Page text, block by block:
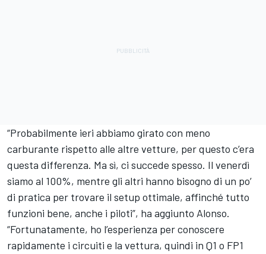
“Probabilmente ieri abbiamo girato con meno
carburante rispetto alle altre vetture, per questo c’era
questa differenza. Ma sì, ci succede spesso. Il venerdì
siamo al 100%, mentre gli altri hanno bisogno di un po’
di pratica per trovare il setup ottimale, affinché tutto
funzioni bene, anche i piloti”, ha aggiunto Alonso.
“Fortunatamente, ho l’esperienza per conoscere
rapidamente i circuiti e la vettura, quindi in Q1 o FP1